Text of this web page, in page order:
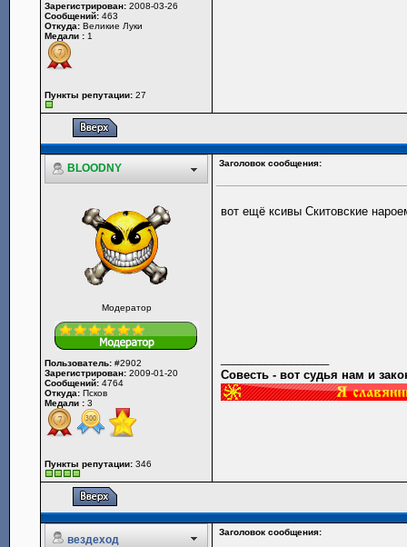
Зарегистрирован: 2008-03-26
Сообщений: 463
Откуда: Великие Луки
Медали : 1
Пункты репутации: 27
BLOODNY Заголовок сообщения:
Модератор
Пользователь: #2902
Зарегистрирован: 2009-01-20
Сообщений: 4764
Откуда: Псков
Медали : 3
Пункты репутации: 346
вот ещё ксивы Скитовские
Совесть - вот судья нам и
вездеход
Заголовок сообщения: